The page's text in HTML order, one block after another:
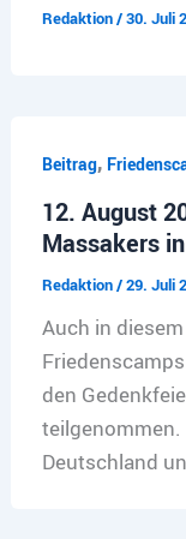
Redaktion/30. Juli
Beitrag,
12. August
Massakers
Redaktion/29. Juli
Auch in
den
teilgenommen.
Deutschland